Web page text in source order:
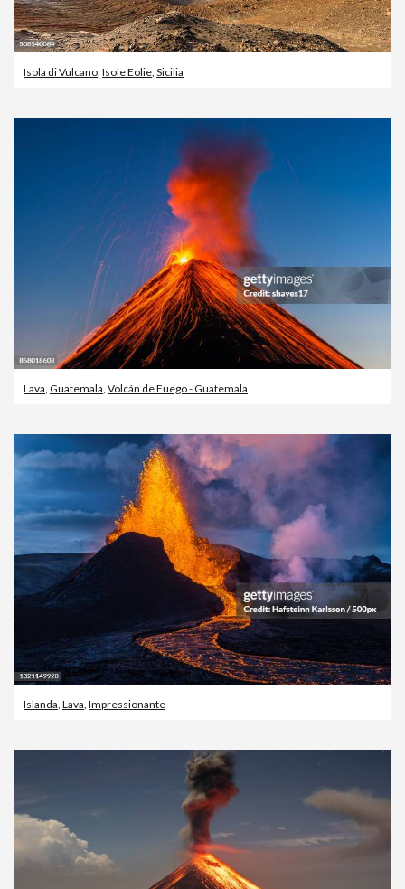
Isola di Vulcano, Isole Eolie, Sicilia
Lava Guatemala Volcán de Fuego - Guatemala
Islanda, Lava, Impressionante